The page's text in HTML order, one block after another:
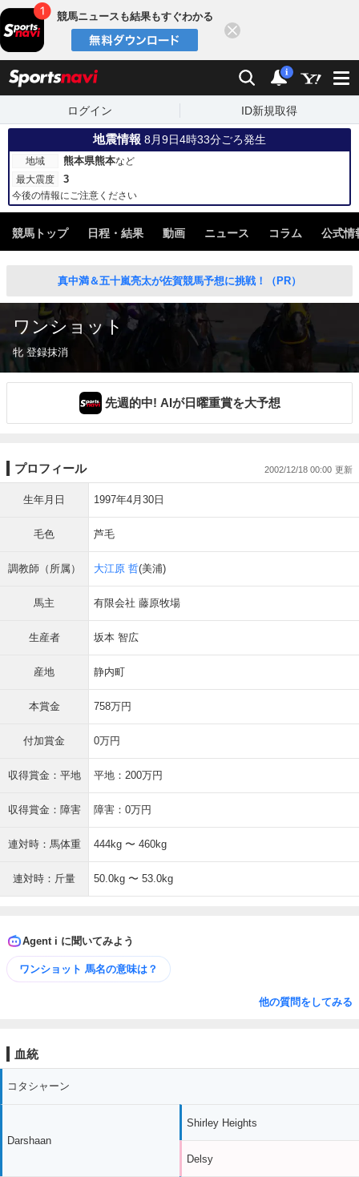
競馬ニュースも結果もすぐわかる
検索 通知
i
ログイン ID新規取得
地震情報 8月9日4時33分ごろ発生
地域 熊本県熊本など
最大震度
3
今後の情報にご注意ください
競馬トップ 日程・結果 動画 ニュース コラム 公式情
真中満＆五十嵐亮太が佐賀競馬予想に挑戦！（PR）
ワンショット
牝 登録抹消
先週的中! AIが日曜重賞を大予想
プロフィール 2002/12/18 00:00
生年月日 1997年4月30日
毛色 芦毛
調教師（所属） 大江原 哲(美浦)
馬主 有限会社 藤原牧場
生産者 坂本 智広
産地 静内町
本賞金 758万円
付加賞金 0万円
収得賞金：平地 平地：200万円
収得賞金：障害 障害：0万円
連対時：馬体重 444kg 〜 460kg
連対時：斤量 50.0kg 〜 53.0kg
Agent i に聞いてみよう
ワンショット 馬名の意味は？
他の質問をしてみる
血統
コタシャーン
Darshaan
Shirley Heights
Delsy